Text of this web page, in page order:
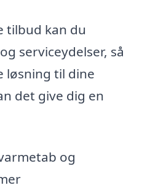
tilbud kan du
serviceydelser, så
løsning til dine
det give dig en
og